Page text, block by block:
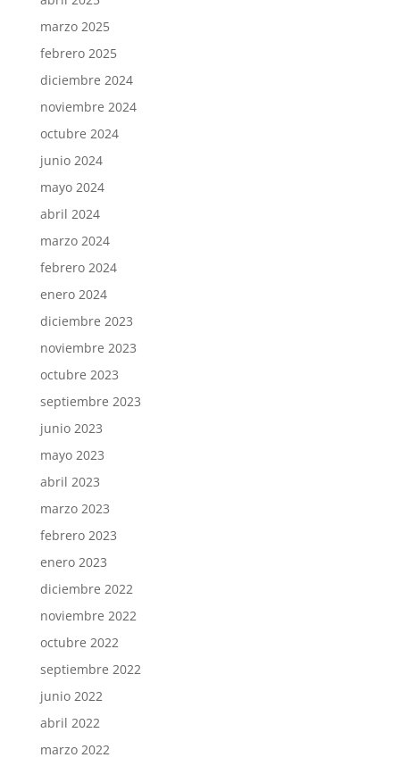
marzo 2025
febrero 2025
diciembre 2024
noviembre 2024
octubre 2024
junio 2024
mayo 2024
abril 2024
marzo 2024
febrero 2024
enero 2024
diciembre 2023
noviembre 2023
octubre 2023
septiembre 2023
junio 2023
mayo 2023
abril 2023
marzo 2023
febrero 2023
enero 2023
diciembre 2022
noviembre 2022
octubre 2022
septiembre 2022
junio 2022
abril 2022
marzo 2022